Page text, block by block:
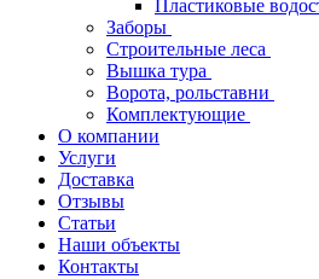
Пластиковые
Заборы
Строительные леса
Вышка тура
Ворота, рольставни
Комплектующие
О компании
Услуги
Доставка
Отзывы
Статьи
Наши объекты
Контакты